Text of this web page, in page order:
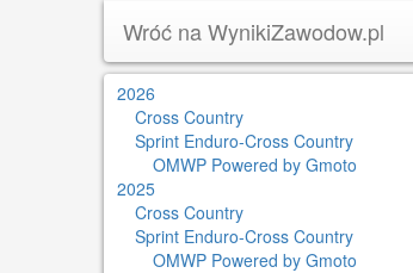
Wróć na WynikiZawodow.pl
2026
Cross Country
Sprint Enduro-Cross Country
OMWP Powered by Gmoto
2025
Cross Country
Sprint Enduro-Cross Country
OMWP Powered by Gmoto